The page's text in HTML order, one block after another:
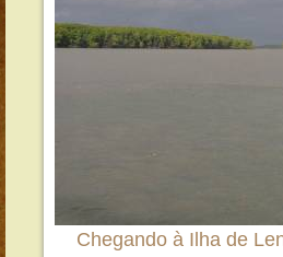
Chegando à Ilha de